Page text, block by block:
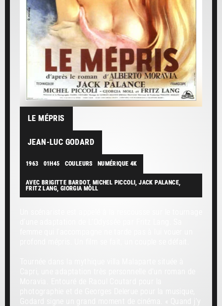
LE MÉPRIS
JEAN-LUC GODARD
1963 01H45 COULEURS NUMÉRIQUE 4K
AVEC BRIGITTE BARDOT, MICHEL PICCOLI, JACK PALANCE,
FRITZ LANG, GIORGIA MOLL